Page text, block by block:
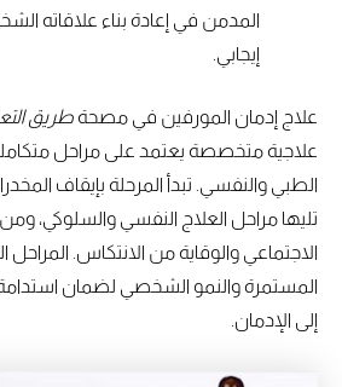
المدمن في إعادة بناء علاقاته
إيجابي.
علاج إدمان المورفين في مصحةطريق
علاجية متخصصة يعتمد على مراحل
الطبي والنفسي. تبدأ المرحلة بإيقاف
تليها مراحل العلاج النفسي والسلوكي، ومن
الاجتماعي والوقاية من الانتكاس. المراحل
المستمرة والنمو الشخصي لضمان استدامة
إلى الإدمان.